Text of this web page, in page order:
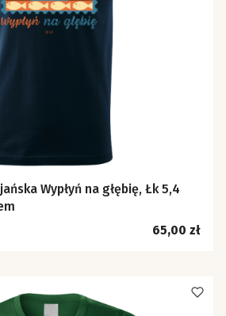
Wypłyń na głębię, Łk 5,4
Cena
65,00 zł